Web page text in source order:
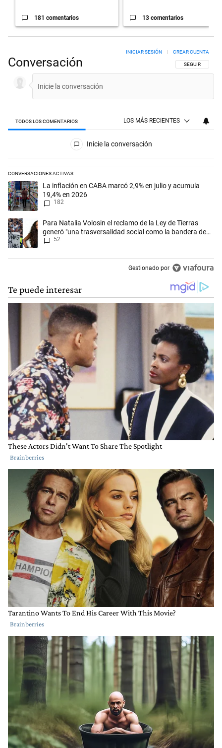
181 comentarios 13 comentarios
Conversación SIGA ESTA
SEGUIR
INICIAR SESIÓN | CREAR CUENTA
TODOS LOS COMENTARIOS LOS MÁS RECIENTES
Todos los comentarios
Inicie la conversación
CONVERSACIONES ACTIVAS
Este listado muestra los artículos con más comentarios en los
Un artículo de tendencia con el título "La inflación en CABA marcó
La inflación en CABA marcó 2,9% en julio y acumula
19,4% en 2026
182
Un artículo de tendencia con el título "Para Natalia Volosin el
Para Natalia Volosin el reclamo de la Ley de Tierras
generó "una trasversalidad social como la bandera de
Malvinas"
52
Gestionado por